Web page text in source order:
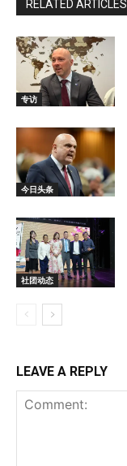
RELATED ARTICLES
专访
今日头条
社团动态
LEAVE A REPLY